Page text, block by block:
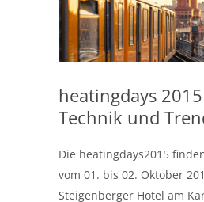
heatingdays
Technik und
Die heatingdays2015
vom 01. bis 02. Oktober
Steigenberger Hotel am